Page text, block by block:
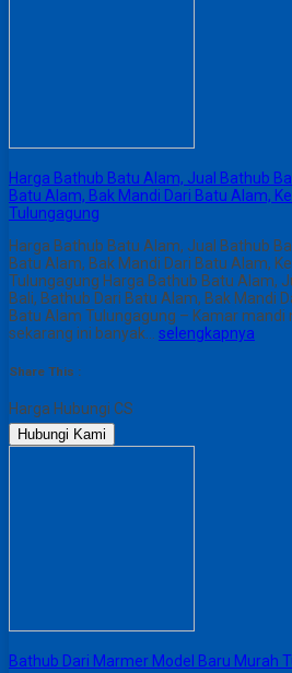
Harga Bathub Batu Alam, Jual Bathub
Batu Alam, Bak Mandi Dari Batu Alam,
Tulungagung
Harga Bathub Batu Alam, Jual Bathub
Batu Alam, Bak Mandi Dari Batu Alam,
Tulungagung Harga Bathub Batu Alam,
Bali, Bathub Dari Batu Alam, Bak Mandi
Batu Alam Tulungagung – Kamar mandi
sekarang ini banyak… selengkapnya
Share This :
Harga Hubungi CS
Hubungi Kami
Bathub Dari Marmer Model Baru Murah